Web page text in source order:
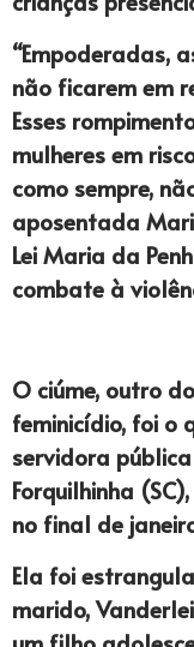
“Empoderadas,
não ficarem em
Esses
mulheres em
como sempre,
aposentada
Lei Maria da
combate à
O ciúme, outro
feminicídio, foi o
servidora
Forquilhinha
no final de
Ela foi
marido,